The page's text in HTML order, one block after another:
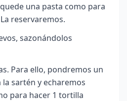
una pasta como para
reservaremos.
sazonándolos
Para ello, pondremos un
la sartén y echaremos
para hacer 1 tortilla